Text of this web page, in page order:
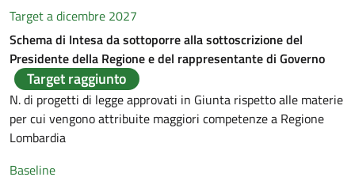
Target a dicembre 2027
Schema di Intesa da sottoporre alla sottoscrizione del
Presidente della Regione e del rappresentante di Governo
Target raggiunto
N. di progetti di legge approvati in Giunta rispetto alle materie
per cui vengono attribuite maggiori competenze a Regione
Lombardia
Baseline